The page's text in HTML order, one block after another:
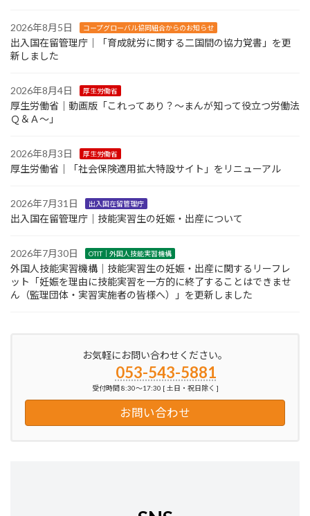
2026年8月5日 コープグローバル協同組合からのお知らせ
出入国在留管理庁｜「育成就労に関する二国間の協力覚書」を更
新しました
2026年8月4日 厚生労働省
厚生労働省｜動画版「これってあり？～まんが知って役立つ労働法
Ｑ＆Ａ～」
2026年8月3日 厚生労働省
厚生労働省｜「社会保険適用拡大特設サイト」をリニューアル
2026年7月31日 出入国在留管理庁
出入国在留管理庁｜技能実習生の妊娠・出産について
2026年7月30日 OTIT｜外国人技能実習機構
外国人技能実習機構｜技能実習生の妊娠・出産に関するリーフレ
ット「妊娠を理由に技能実習を一方的に終了することはできませ
ん（監理団体・実習実施者の皆様へ）」を更新しました
お気軽にお問い合わせください。
053-543-5881
受付時間 8:30～17:30 [ 土日・祝日除く ]
お問い合わせ